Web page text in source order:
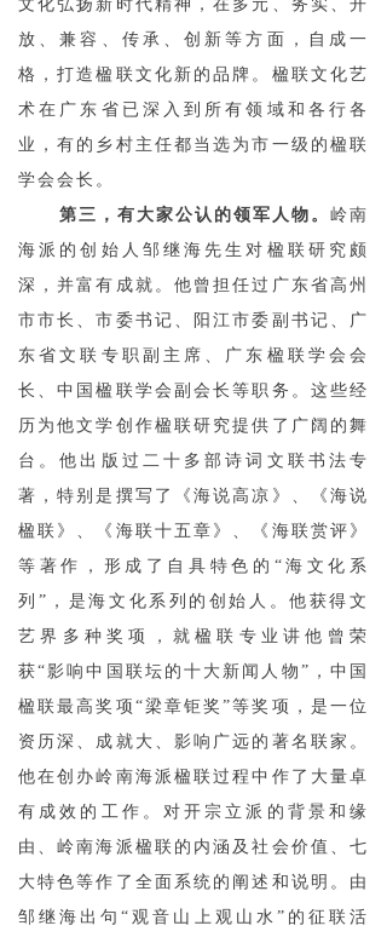
文化弘扬新时代精神，在多元、务实、开
放、兼容、传承、创新等方面，自成一
格，打造楹联文化新的品牌。楹联文化艺
术在广东省已深入到所有领域和各行各
业，有的乡村主任都当选为市一级的楹联
学会会长。
第三，有大家公认的领军人物。 岭南
海派的创始人邹继海先生对楹联研究颇
深，并富有成就。他曾担任过广东省高州
市市长、市委书记、阳江市委副书记、广
东省文联专职副主席、广东楹联学会会
长、中国楹联学会副会长等职务。这些经
历为他文学创作楹联研究提供了广阔的舞
台。他出版过二十多部诗词文联书法专
著，特别是撰写了《海说高凉》、《海说
楹联》、《海联十五章》、《海联赏评》
等著作，形成了自具特色的“海文化系
列”，是海文化系列的创始人。他获得文
艺界多种奖项，就楹联专业讲他曾荣
获“影响中国联坛的十大新闻人物”，中国
楹联最高奖项“梁章钜奖”等奖项，是一位
资历深、成就大、影响广远的著名联家。
他在创办岭南海派楹联过程中作了大量卓
有成效的工作。对开宗立派的背景和缘
由、岭南海派楹联的内涵及社会价值、七
大特色等作了全面系统的阐述和说明。由
邹继海出句“观音山上观山水”的征联活